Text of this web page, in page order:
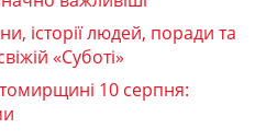
історії людей, поради та
«Суботі»
10 серпня: